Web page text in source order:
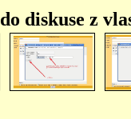
diskuse z